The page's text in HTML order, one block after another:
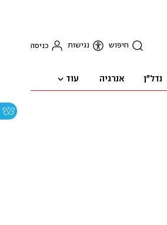
חיפוש נגישות כניסה
נדל"ן אנרגיה עוד